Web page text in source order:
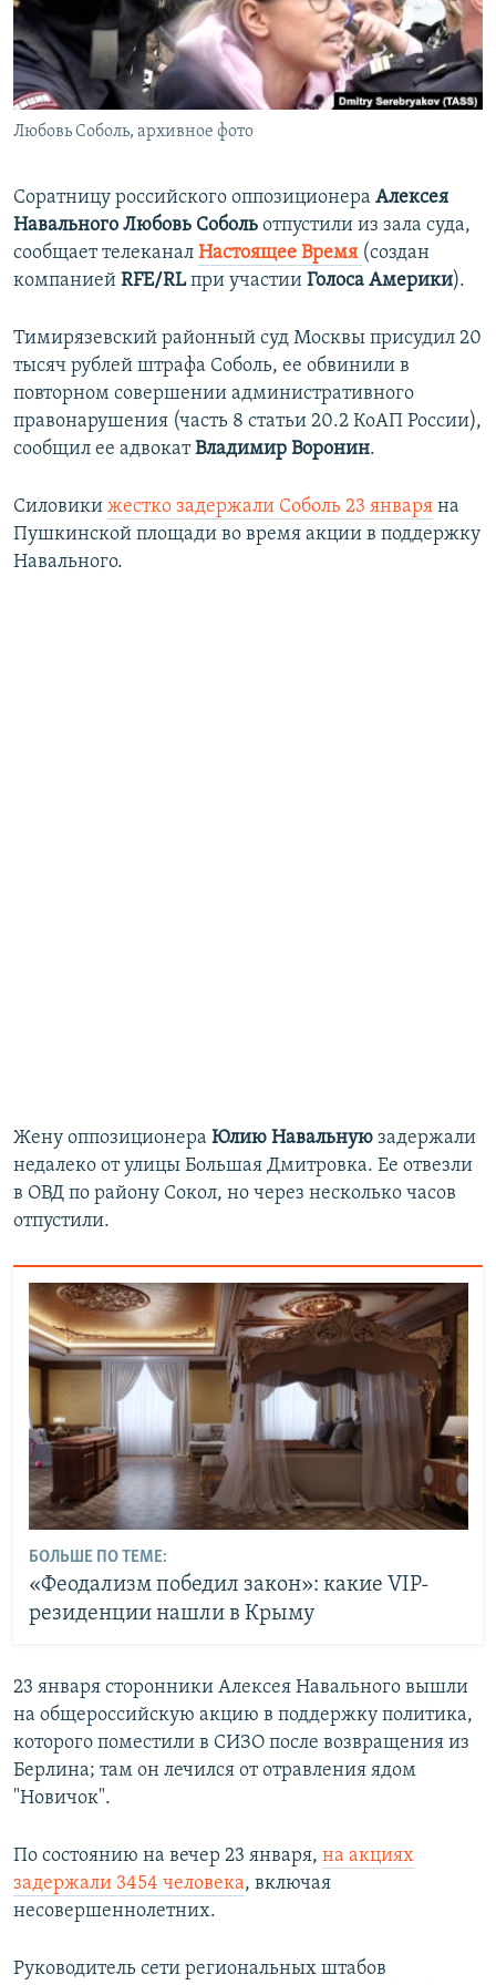
ПОБЕДИТЕЛЕЙ НЕ СУДЯТ?
КРЫМ.НЕПОКОРЕННЫЙ
ELIFBE
УКРАИНСКАЯ ПРОБЛЕМА КРЫМА
ПРИСОЕДИНЯЙТЕСЬ!
Любовь Соболь, архивное фото
Соратницу российского оппозиционера Алексея
Навального Любовь Соболь отпустили из зала суда,
сообщает телеканал Настоящее Время (создан
компанией RFE/RLпри участии Голоса Америки).
Тимирязевский районный суд Москвы присудил 20
тысяч рублей штрафа Соболь, ее обвинили в
повторном совершении административного
правонарушения (часть 8 cтатьи 20.2 КоАП России),
сообщил ее адвокатВладимир Воронин.
Силовики жестко задержали Соболь 23 января на
Пушкинской площади во время акции в поддержку
Навального.
Жену оппозиционера Юлию Навальную задержали
недалеко от улицы Большая Дмитровка. Ее отвезли
в ОВД по району Cокол, но через несколько часов
отпустили.
БОЛЬШЕ ПО ТЕМЕ:
«Феодализм победил закон»: какие VIP-
резиденции нашли в Крыму
23 января сторонники Алексея Навального вышли
на общероссийскую акцию в поддержку политика,
которого поместили в СИЗО после возвращения из
Берлина; там он лечился от отравления ядом
"Новичок".
По состоянию на вечер 23 января, на акциях
задержали 3454 человека, включая
несовершеннолетних.
Руководитель сети региональных штабов